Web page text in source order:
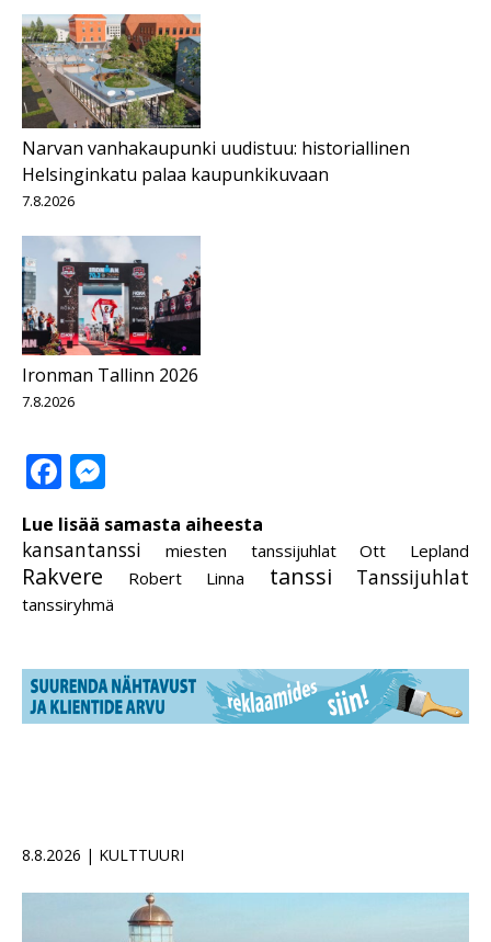
Narvan vanhakaupunki uudistuu: historiallinen
Helsinginkatu palaa kaupunkikuvaan
7.8.2026
Ironman Tallinn 2026
7.8.2026
Facebook
Lue lisää samasta aiheesta
kansantanssi miesten tanssijuhlat Ott Lepland
Rakvere Robert Linna tanssi Tanssijuhlat
tanssiryhmä
8.8.2026 | KULTTUURI